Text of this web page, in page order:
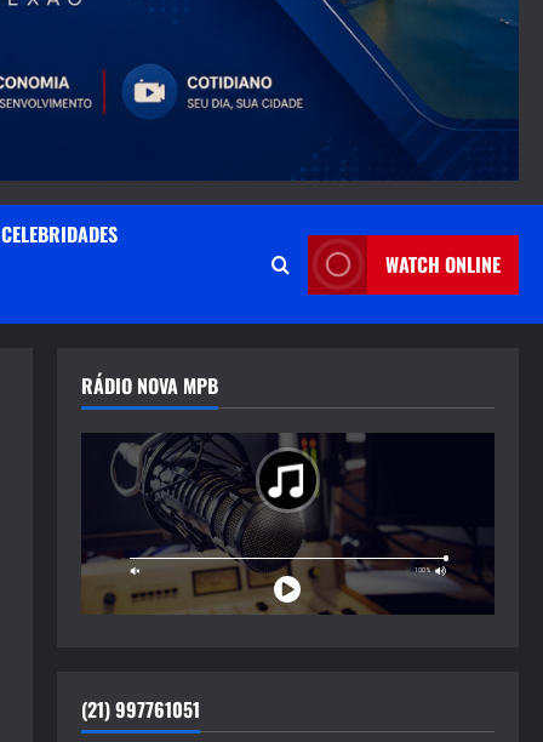
CELEBRIDADES
WATCH ONLINE
RÁDIO NOVA MPB
(21) 997761051